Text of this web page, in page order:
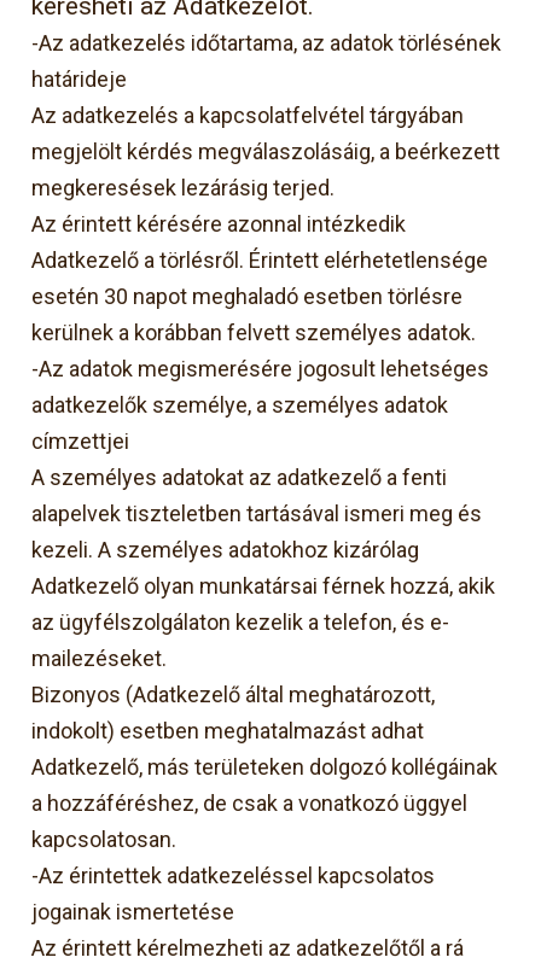
-Az adatkezelés időtartama, az adatok törlésének
határideje
Az adatkezelés a kapcsolatfelvétel tárgyában
megjelölt kérdés megválaszolásáig, a beérkezett
megkeresések lezárásig terjed.
Az érintett kérésére azonnal intézkedik
Adatkezelő a törlésről. Érintett elérhetetlensége
esetén 30 napot meghaladó esetben törlésre
kerülnek a korábban felvett személyes adatok.
-Az adatok megismerésére jogosult lehetséges
adatkezelők személye, a személyes adatok
címzettjei
A személyes adatokat az adatkezelő a fenti
alapelvek tiszteletben tartásával ismeri meg és
kezeli. A személyes adatokhoz kizárólag
Adatkezelő olyan munkatársai férnek hozzá, akik
az ügyfélszolgálaton kezelik a telefon, és e-
mailezéseket.
Bizonyos (Adatkezelő által meghatározott,
indokolt) esetben meghatalmazást adhat
Adatkezelő, más területeken dolgozó kollégáinak
a hozzáféréshez, de csak a vonatkozó üggyel
kapcsolatosan.
-Az érintettek adatkezeléssel kapcsolatos
jogainak ismertetése
Az érintett kérelmezheti az adatkezelőtől a rá